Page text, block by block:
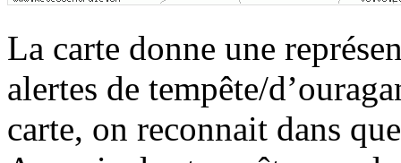
La carte donne une
alertes de tempête/
carte, on reconnait dans